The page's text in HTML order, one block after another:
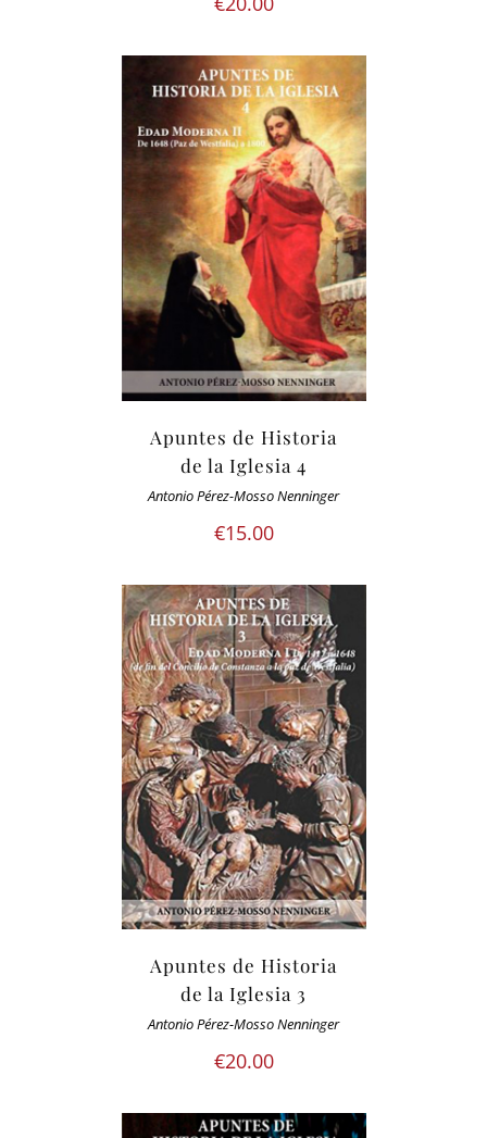
Apuntes de Historia
de la Iglesia 4
Antonio Pérez-Mosso Nenninger
€15.00
Apuntes de Historia
de la Iglesia 3
Antonio Pérez-Mosso Nenninger
€20.00